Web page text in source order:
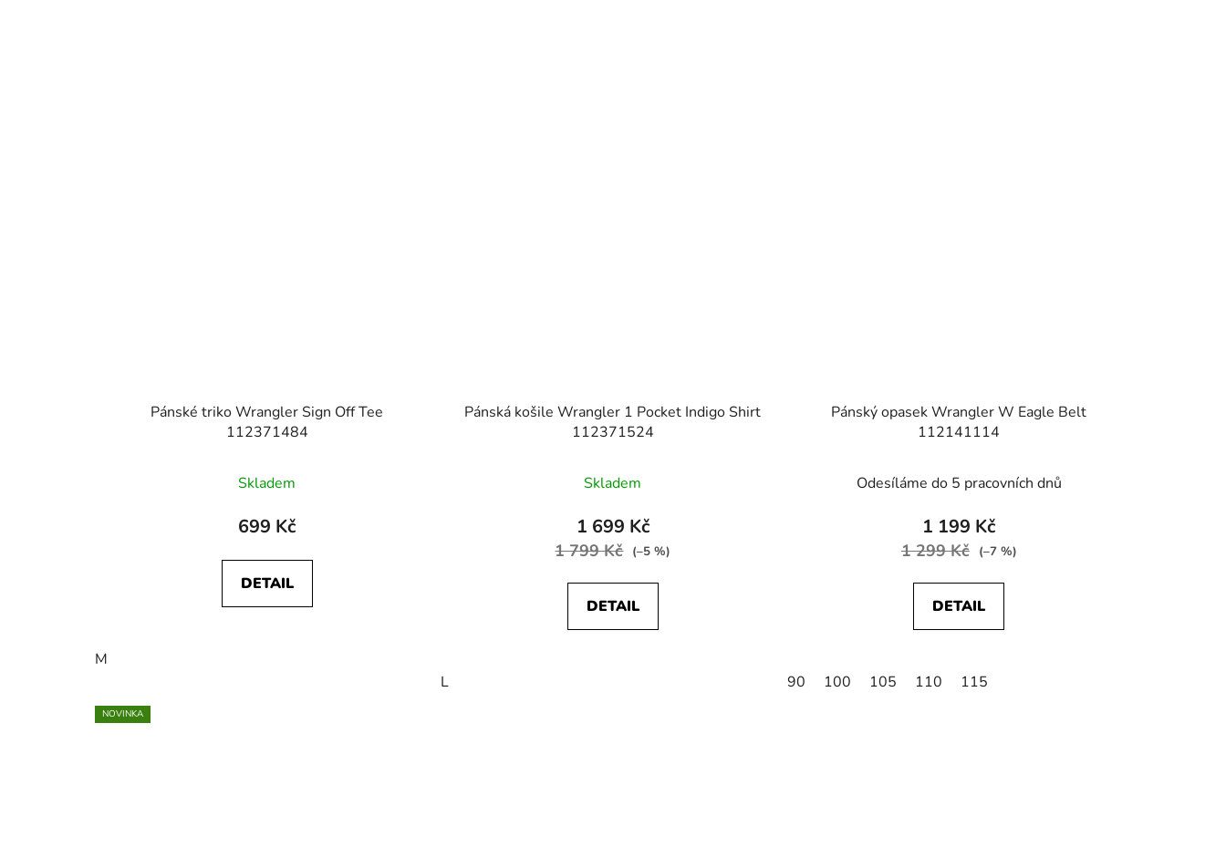
Pánské triko Wrangler Sign Off Tee
112371484
Skladem
699 Kč
DETAIL
M
Pánská košile Wrangler 1 Pocket Indigo Shirt
112371524
Skladem
1 699 Kč
1 799 Kč (–5 %)
DETAIL
L
Pánský opasek Wrangler W Eagle Belt
112141114
Odesíláme do 5 pracovních dnů
1 199 Kč
1 299 Kč (–7 %)
DETAIL
90 100 105 110 115
NOVINKA